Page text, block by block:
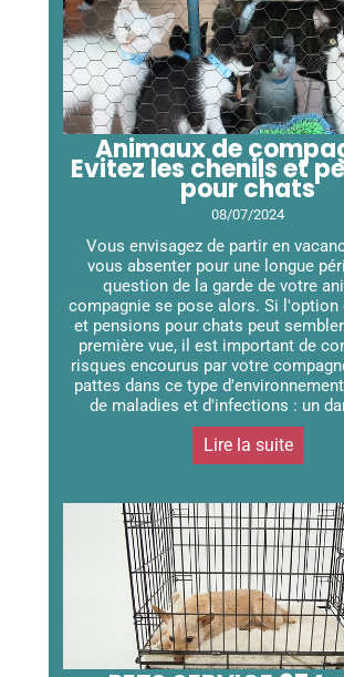
Animaux de
Evitez les chenils et
pour chats
08/07/2024
Vous envisagez de partir en
vous absenter pour une longue
question de la garde de votre
compagnie se pose alors. Si l'option
et pensions pour chats peut
première vue, il est important de
risques encourus par votre
pattes dans ce type
de maladies et d'infections : un
Lire la suite